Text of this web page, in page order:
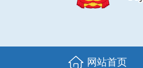
网站首页